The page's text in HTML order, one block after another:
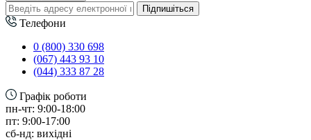
Підпишіться
Телефони
0 (800) 330 698
(067) 443 93 10
(044) 333 87 28
Графік роботи
пн-чт: 9:00-18:00
пт: 9:00-17:00
сб-нд: вихідні